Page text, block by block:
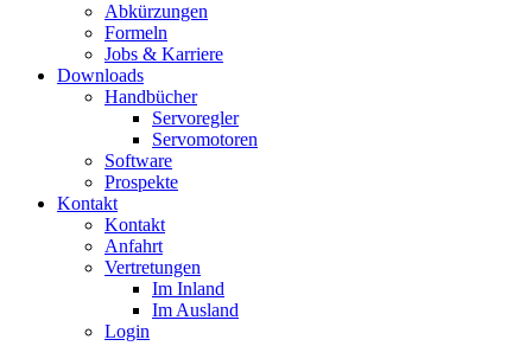
Abkürzungen
Formeln
Jobs & Karriere
Downloads
Handbücher
Servoregler
Servomotoren
Software
Prospekte
Kontakt
Kontakt
Anfahrt
Vertretungen
Im Inland
Im Ausland
Login